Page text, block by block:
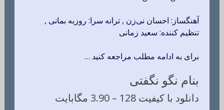
آهنگساز: احسان نی‌زن , ترانه سرا: روزبه بمانی ,
تنظیم کننده: سعید زمانی
برای به ادامه مطلب مراجعه کنید …
بنام نگو نگفتی
دانلود با کیفیت 128 – 3.90 مگابایت